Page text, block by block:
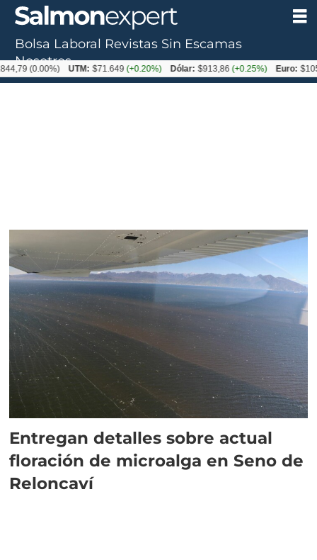
Tag:
mancha
Entregan detalles sobre actual
floración de microalga en Seno de
Reloncaví
Bolsa Laboral Revistas Sin Escamas
Nosotros
(0.00%) UTM: $71.649(+0.20%) Dólar: $913,86(+0.25%) Euro: